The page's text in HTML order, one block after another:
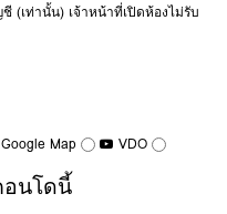
(เท่านั้น) เจ้าหน้าที่เปิดห้องไม่รับ
Map
VDO
อนโดนี้